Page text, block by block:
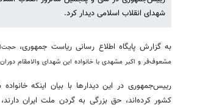
شهدای انقلاب اسلامی دیدار کرد.
به گزارش پایگاه اطلاع رسانی ریاست جمهوری،
مشعوف‌فر و اکبر مشهدی با خانواده این شهدای والامقام دوران
رییس‌جمهوری در این دیدارها با بیان اینکه
کشور کرده‌اند، حق بزرگی به گردن ملت ایران